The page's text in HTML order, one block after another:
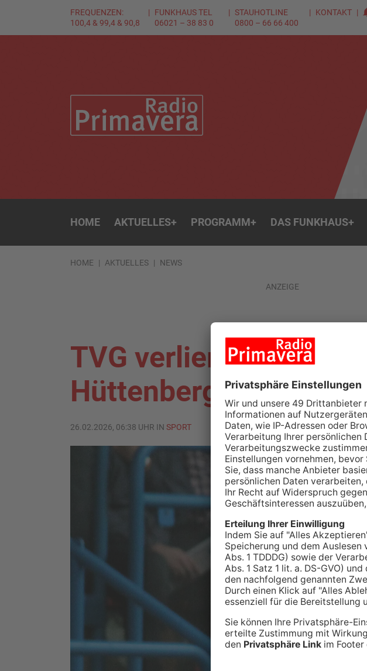
FREQUENZEN:
100,4 & 99,4 & 90,8
FUNKHAUS TEL
06021 – 38 83 0
STAUHOTLINE
0800 – 66 66 400
KONTAKT
HOME AKTUELLES+ PROGRAMM+ DAS FUNKHAUS+
HOME AKTUELLES NEWS
ANZEIGE
TVG verliert gegen TV
Hüttenberg
26.02.2026, 06:38 UHR IN SPORT